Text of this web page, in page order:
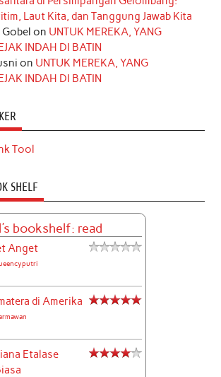
Laut Kita, dan Tanggung Jawab Kita
on UNTUK MEREKA, YANG
INDAH DI BATIN
on UNTUK MEREKA, YANG
INDAH DI BATIN
SHELF
bookshelf: read
Anget
di Amerika
Etalase